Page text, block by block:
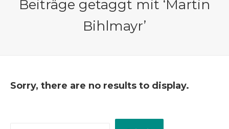
Beiträge getaggt mit ‘Martin
Bihlmayr’
Sorry, there are no results to display.